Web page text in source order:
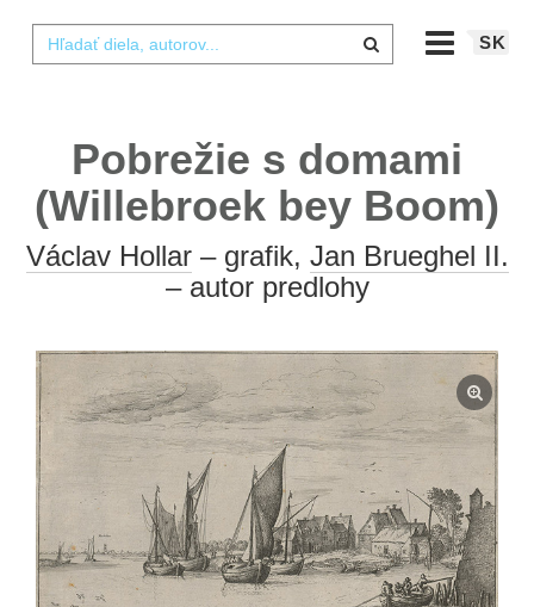
SK
Pobrežie s domami
(Willebroek bey Boom)
Václav Hollar– grafik, Jan Brueghel II.
– autor predlohy